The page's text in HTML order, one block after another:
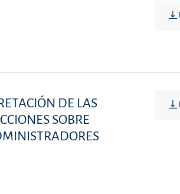
DE LAS
SOBRE